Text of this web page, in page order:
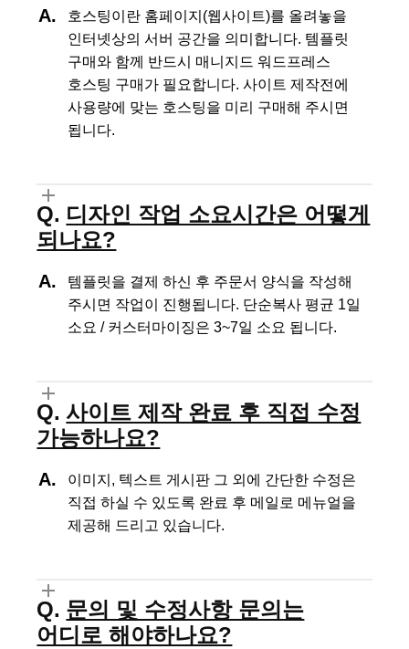
호스팅이란 홈페이지(웹사이트)를 올려놓을
인터넷상의 서버 공간을 의미합니다. 템플릿
구매와 함께 반드시 매니지드 워드프레스
호스팅 구매가 필요합니다. 사이트 제작전에
사용량에 맞는 호스팅을 미리 구매해 주시면
됩니다.
디자인 작업 소요시간은 어떻게
되나요?
템플릿을 결제 하신 후 주문서 양식을 작성해
주시면 작업이 진행됩니다. 단순복사 평균 1일
소요 / 커스터마이징은 3~7일 소요 됩니다.
사이트 제작 완료 후 직접 수정
가능하나요?
이미지, 텍스트 게시판 그 외에 간단한 수정은
직접 하실 수 있도록 완료 후 메일로 메뉴얼을
제공해 드리고 있습니다.
문의 및 수정사항 문의는
어디로 해야하나요?